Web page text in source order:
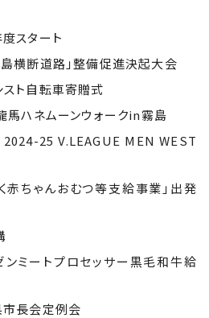
スタート
横断道路」整備促進決起大会
ト自転車寄贈式
ハネムーンウォークin霧島
25 V.LEAGUE MEN WEST
赤ちゃんおむつ等支給事業」出発
ミートプロセッサー黒毛和牛給
長会定例会